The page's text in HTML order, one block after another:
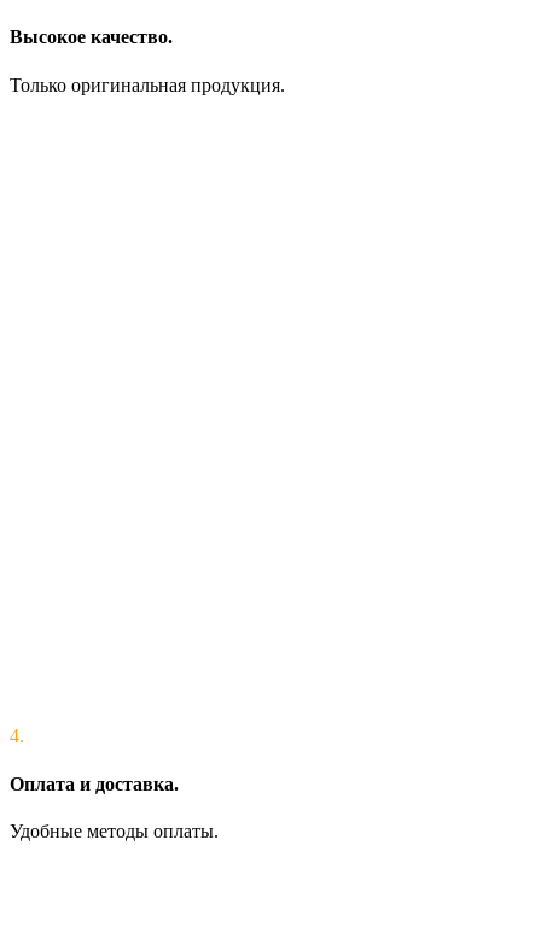
Высокое качество.
Только оригинальная продукция.
4.
Оплата и доставка.
Удобные методы оплаты.